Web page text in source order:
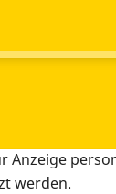
Dies
Anzeige
werden.